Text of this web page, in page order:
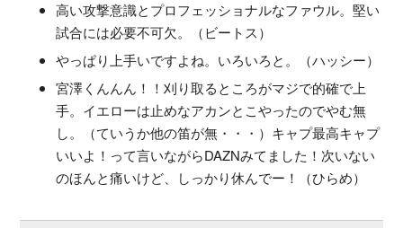
高い攻撃意識とプロフェッショナルなファウル。堅い
試合には必要不可欠。（ビートス）
やっぱり上手いですよね。いろいろと。（ハッシー）
宮澤くんんん！！刈り取るところがマジで的確で上
手。イエローは止めなアカンとこやったのでやむ無
し。（ていうか他の笛が無・・・）キャプ最高キャプ
いいよ！って言いながらDAZNみてました！次いない
のほんと痛いけど、しっかり休んでー！（ひらめ）